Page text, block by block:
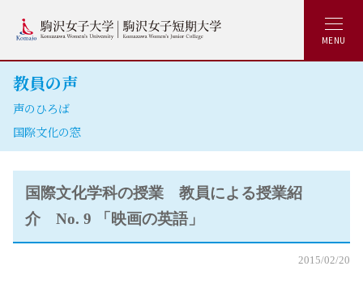
MENU
教員の声
声のひろば
国際文化の窓
国際文化学科の授業 教員による授業紹
介 No. 9 「映画の英語」
2015/02/20